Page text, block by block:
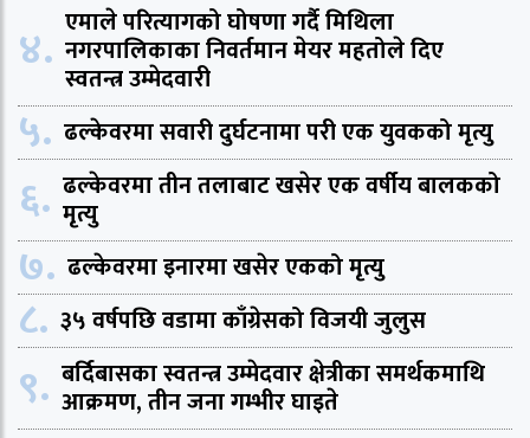
४. एमाले परित्यागको घोषणा गर्दै मिथिला
नगरपालिकाका निवर्तमान मेयर महतोले दिए
स्वतन्त्र उम्मेदवारी
५. ढल्केवरमा सवारी दुर्घटनामा परी एक युवकको मृत्यु
६. ढल्केवरमा तीन तलाबाट खसेर एक वर्षीय बालकको
मृत्यु
७. ढल्केवरमा इनारमा खसेर एकको मृत्यु
८. ३५ वर्षपछि वडामा काँग्रेसको विजयी जुलुस
९. बर्दिबासका स्वतन्त्र उम्मेदवार क्षेत्रीका समर्थकमाथि
आक्रमण, तीन जना गम्भीर घाइते